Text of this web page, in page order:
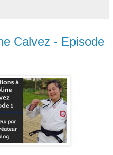
Calvez - Episode